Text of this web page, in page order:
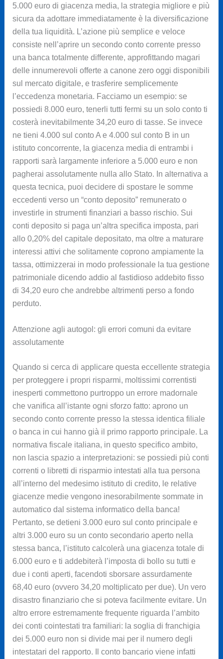
5.000 euro di giacenza media, la strategia migliore e più
sicura da adottare immediatamente è la diversificazione
della tua liquidità. L’azione più semplice e veloce
consiste nell’aprire un secondo conto corrente presso
una banca totalmente differente, approfittando magari
delle innumerevoli offerte a canone zero oggi disponibili
sul mercato digitale, e trasferire semplicemente
l’eccedenza monetaria. Facciamo un esempio: se
possiedi 8.000 euro, tenerli tutti fermi su un solo conto ti
costerà inevitabilmente 34,20 euro di tasse. Se invece
ne tieni 4.000 sul conto A e 4.000 sul conto B in un
istituto concorrente, la giacenza media di entrambi i
rapporti sarà largamente inferiore a 5.000 euro e non
pagherai assolutamente nulla allo Stato. In alternativa a
questa tecnica, puoi decidere di spostare le somme
eccedenti verso un “conto deposito” remunerato o
investirle in strumenti finanziari a basso rischio. Sui
conti deposito si paga un’altra specifica imposta, pari
allo 0,20% del capitale depositato, ma oltre a maturare
interessi attivi che solitamente coprono ampiamente la
tassa, ottimizzerai in modo professionale la tua gestione
patrimoniale dicendo addio al fastidioso addebito fisso
di 34,20 euro che andrebbe altrimenti perso a fondo
perduto.
Attenzione agli autogol: gli errori comuni da evitare
assolutamente
Quando si cerca di applicare questa eccellente strategia
per proteggere i propri risparmi, moltissimi correntisti
inesperti commettono purtroppo un errore madornale
che vanifica all’istante ogni sforzo fatto: aprono un
secondo conto corrente presso la stessa identica filiale
o banca in cui hanno già il primo rapporto principale. La
normativa fiscale italiana, in questo specifico ambito,
non lascia spazio a interpretazioni: se possiedi più conti
correnti o libretti di risparmio intestati alla tua persona
all’interno del medesimo istituto di credito, le relative
giacenze medie vengono inesorabilmente sommate in
automatico dal sistema informatico della banca!
Pertanto, se detieni 3.000 euro sul conto principale e
altri 3.000 euro su un conto secondario aperto nella
stessa banca, l’istituto calcolerà una giacenza totale di
6.000 euro e ti addebiterà l’imposta di bollo su tutti e
due i conti aperti, facendoti sborsare assurdamente
68,40 euro (ovvero 34,20 moltiplicato per due). Un vero
disastro finanziario che si poteva facilmente evitare. Un
altro errore estremamente frequente riguarda l’ambito
dei conti cointestati tra familiari: la soglia di franchigia
dei 5.000 euro non si divide mai per il numero degli
intestatari del rapporto. Il conto bancario viene infatti